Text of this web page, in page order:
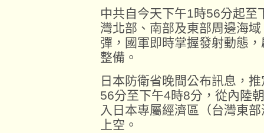
中共自今天下午1時56分起至
灣北部、南部及東部周邊海
彈，國軍即時掌握發射動態
整備。
日本防衛省晚間公布訊息，
56分至下午4時8分，從內陸
入日本專屬經濟區（台灣東
上空。